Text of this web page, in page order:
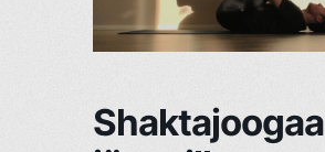
Shaktajoogaa